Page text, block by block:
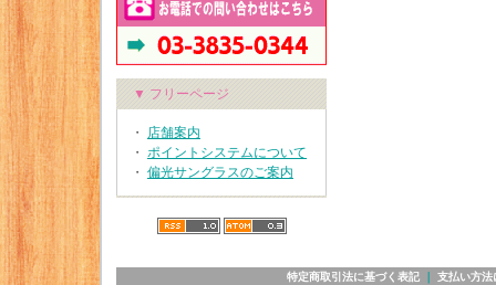
▼ フリーページ
・ 店舗案内
・ ポイントシステムについて
・ 偏光サングラスのご案内
特定商取引法に基づく表記｜ 支払い方法